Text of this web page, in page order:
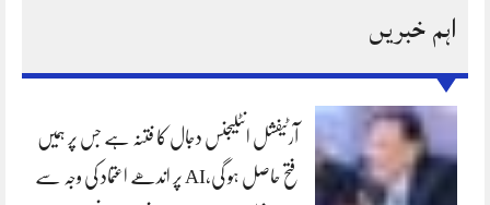
اہم خبریں
آرٹیفشل انٹلیجنس دجال کا فتنہ ہے جس پر ہمیں
فتح حاصل ہو گی،AI پر اندھے اعتماد کی وجہ سے